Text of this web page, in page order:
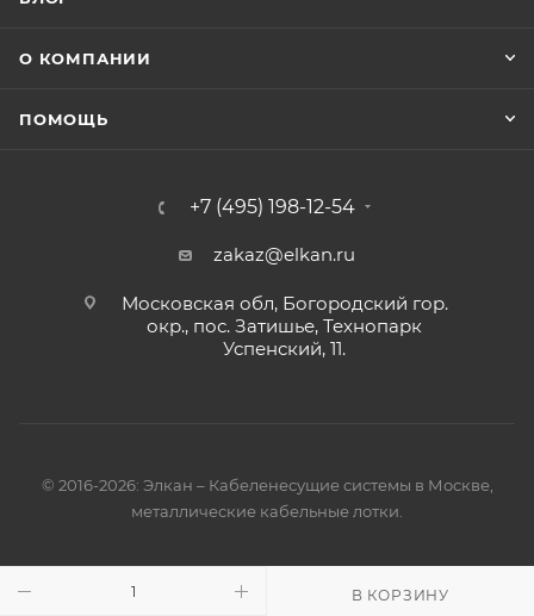
В КОРЗИНУ
О КОМПАНИИ
ПОМОЩЬ
+7 (495) 198-12-54
zakaz@elkan.ru
Московская обл, Богородский гор.
окр., пос. Затишье, Технопарк
Успенский, 11.
© 2016-2026: Элкан – Кабеленесущие системы в Москве,
металлические кабельные лотки.